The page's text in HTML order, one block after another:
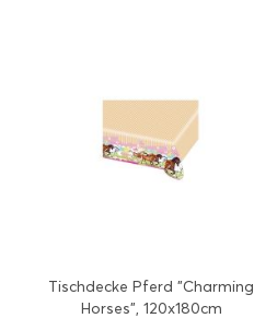
Tischdecke Pferd "Charming
Horses", 120x180cm